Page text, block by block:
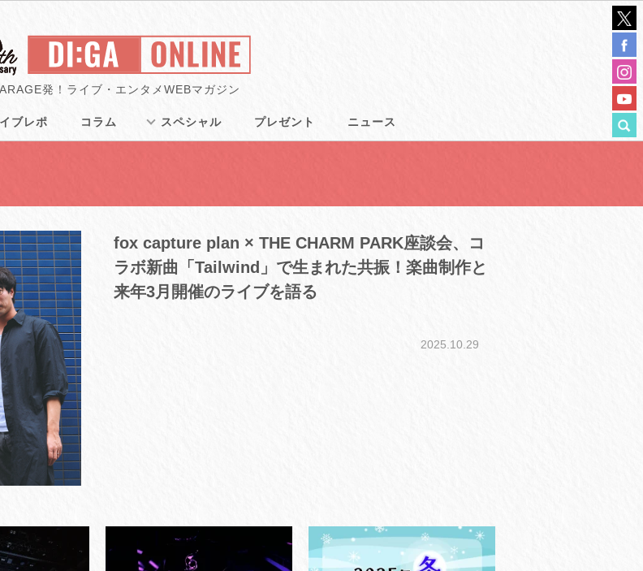
発！ライブ・エンタメWEBマガジン
ブレポ コラム スペシャル プレゼント ニュース
fox capture plan × THE CHARM PARK座談会、コ
ラボ新曲「Tailwind」で生まれた共振！楽曲制作と
来年3月開催のライブを語る
2025.10.29